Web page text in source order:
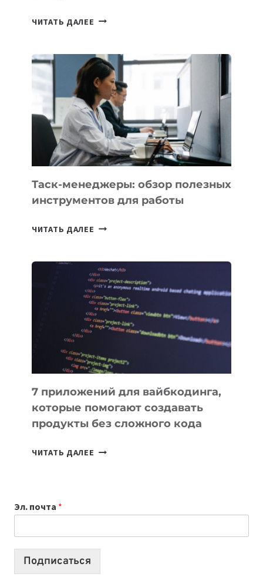
ЧИТАТЬ ДАЛЕЕ ИИ-
БИЗНЕСА:
КАКИЕ
3
ЗАДАЧИ
ЕМУ
МОЖНО
ПОРУЧИТЬ
УЖЕ
СЕГОДНЯ
Таск-менеджеры: обзор полезных
инструментов для работы
ЧИТАТЬ ДАЛЕЕ ТАСК-
ПОЛЕЗНЫХ
ИНСТРУМЕНТОВ
ДЛЯ
РАБОТЫ
7 приложений для вайбкодинга,
которые помогают создавать
продукты без сложного кода
ЧИТАТЬ ДАЛЕЕ
СОЗДАВАТЬ
ПРОДУКТЫ
Эл. почта *
Подписаться